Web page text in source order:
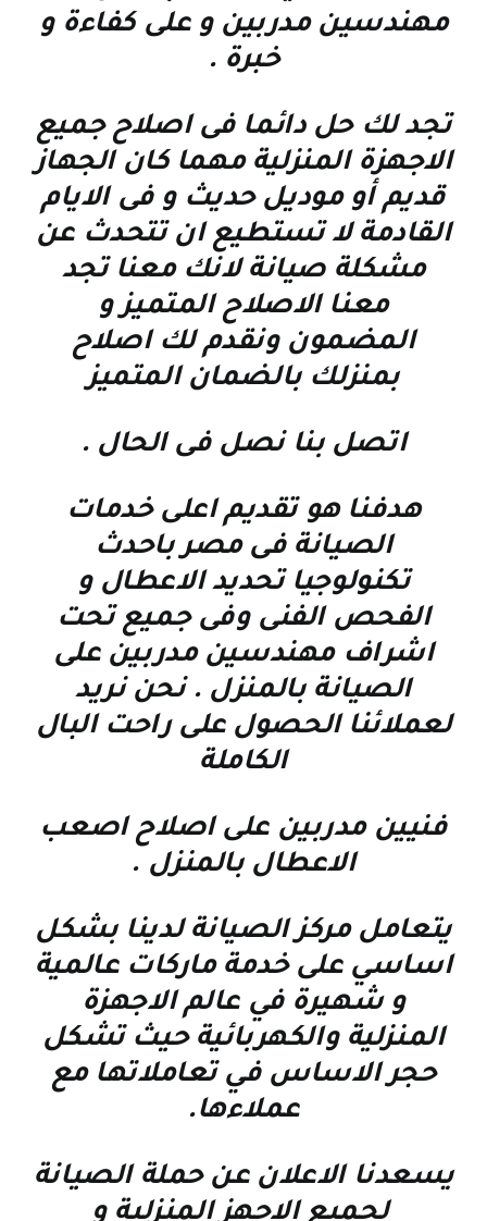
مهندسين مدربين و على كفاءة و
خبرة .
تجد لك حل دائما فى اصلاح جميع
الاجهزة المنزلية مهما كان الجهاز
قديم أو موديل حديث و فى الايام
القادمة لا تستطيع ان تتحدث عن
مشكلة صيانة لانك معنا تجد
معنا الاصلاح المتميز و
المضمون ونقدم لك اصلاح
بمنزلك بالضمان المتميز
اتصل بنا نصل فى الحال .
هدفنا هو تقديم اعلى خدمات
الصيانة فى مصر باحدث
تكنولوجيا تحديد الاعطال و
الفحص الفنى وفى جميع تحت
اشراف مهندسين مدربين على
الصيانة بالمنزل . نحن نريد
لعملائنا الحصول على راحت البال
الكاملة
فنيين مدربين على اصلاح اصعب
الاعطال بالمنزل .
يتعامل مركز الصيانة لدينا بشكل
اساسي على خدمة ماركات عالمية
و شهيرة في عالم الاجهزة
المنزلية والكهربائية حيث تشكل
حجر الاساس في تعاملاتها مع
عملاءها.
يسعدنا الاعلان عن حملة الصيانة
لجميع الاجهز المنزلية و